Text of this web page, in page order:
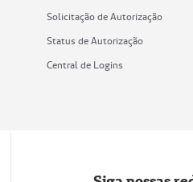
Solicitação de Autorização
Status de Autorização
Central de Logins